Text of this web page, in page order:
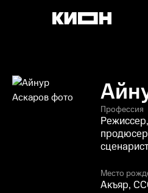
Профессия
Режиссер,
Место
Акъяр,